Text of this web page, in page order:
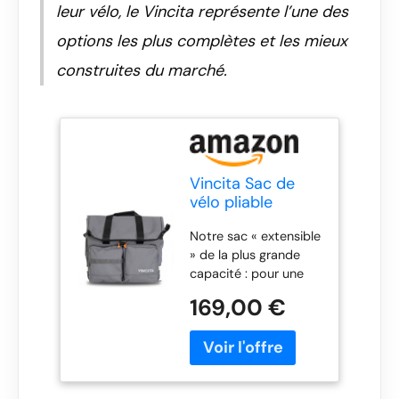
leur vélo, le Vincita représente l’une des
options les plus complètes et les mieux
construites du marché.
Vincita Sac de
vélo pliable
Grande sacoche
de vélo grise -
Avec bandoulière
amovible, housse
de pluie,
compartiment
pour ordinateur
portable, design
supérieur
Notre sac « extensible
» de la plus grande
capacité : pour une
une excursion à
travers le pays. Le
Voyage Atlas
présente un design
extensible à rabat qui
169,00 €